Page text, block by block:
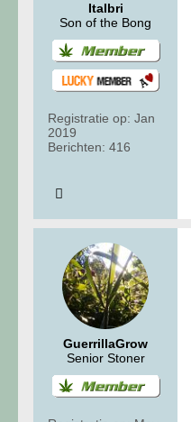
Italbri
Son of the Bong
Registratie op: Jan
2019
Berichten: 416
GuerrillaGrow
Senior Stoner